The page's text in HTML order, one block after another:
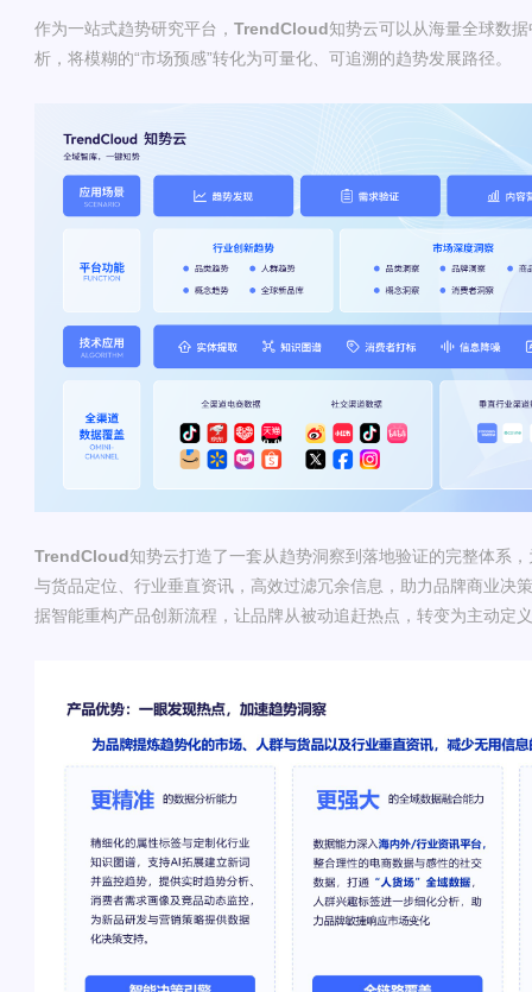
作为一站式趋势研究平台， TrendCloud知势云可以从海量全球数
析，将模糊的“市场预感”转化为可量化、可追溯的趋势发展路径。
TrendCloud知势云打造了一套从趋势洞察到落地验证的完整体系
与货品定位、行业垂直资讯，高效过滤冗余信息，助力品牌商业决
据智能重构产品创新流程，让品牌从被动追赶热点，转变为主动定